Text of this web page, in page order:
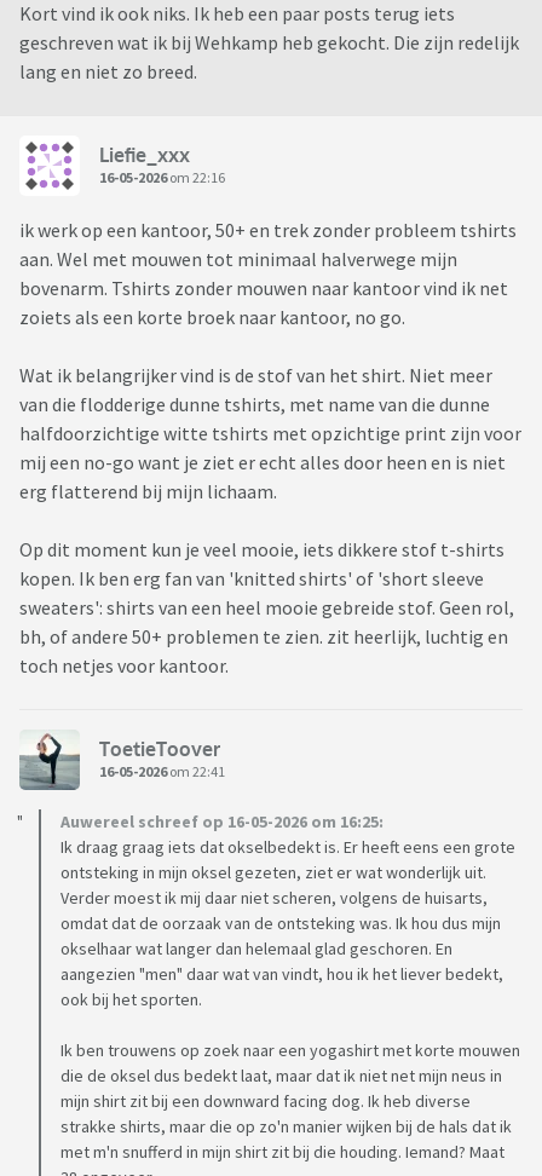
Kort vind ik ook niks. Ik heb een paar posts terug iets
geschreven wat ik bij Wehkamp heb gekocht. Die zijn redelijk
lang en niet zo breed.
Liefie_xxx
16-05-2026om 22:16
ik werk op een kantoor, 50+ en trek zonder probleem tshirts
aan. Wel met mouwen tot minimaal halverwege mijn
bovenarm. Tshirts zonder mouwen naar kantoor vind ik net
zoiets als een korte broek naar kantoor, no go.
Wat ik belangrijker vind is de stof van het shirt. Niet meer
van die flodderige dunne tshirts, met name van die dunne
halfdoorzichtige witte tshirts met opzichtige print zijn voor
mij een no-go want je ziet er echt alles door heen en is niet
erg flatterend bij mijn lichaam.
Op dit moment kun je veel mooie, iets dikkere stof t-shirts
kopen. Ik ben erg fan van 'knitted shirts' of 'short sleeve
sweaters': shirts van een heel mooie gebreide stof. Geen rol,
bh, of andere 50+ problemen te zien. zit heerlijk, luchtig en
toch netjes voor kantoor.
ToetieToover
16-05-2026om 22:41
Auwereel schreef op 16-05-2026 om 16:25:
Ik draag graag iets dat okselbedekt is. Er heeft eens een grote
ontsteking in mijn oksel gezeten, ziet er wat wonderlijk uit.
Verder moest ik mij daar niet scheren, volgens de huisarts,
omdat dat de oorzaak van de ontsteking was. Ik hou dus mijn
okselhaar wat langer dan helemaal glad geschoren. En
aangezien "men" daar wat van vindt, hou ik het liever bedekt,
ook bij het sporten.
Ik ben trouwens op zoek naar een yogashirt met korte mouwen
die de oksel dus bedekt laat, maar dat ik niet net mijn neus in
mijn shirt zit bij een downward facing dog. Ik heb diverse
strakke shirts, maar die op zo'n manier wijken bij de hals dat ik
met m'n snufferd in mijn shirt zit bij die houding. Iemand? Maat